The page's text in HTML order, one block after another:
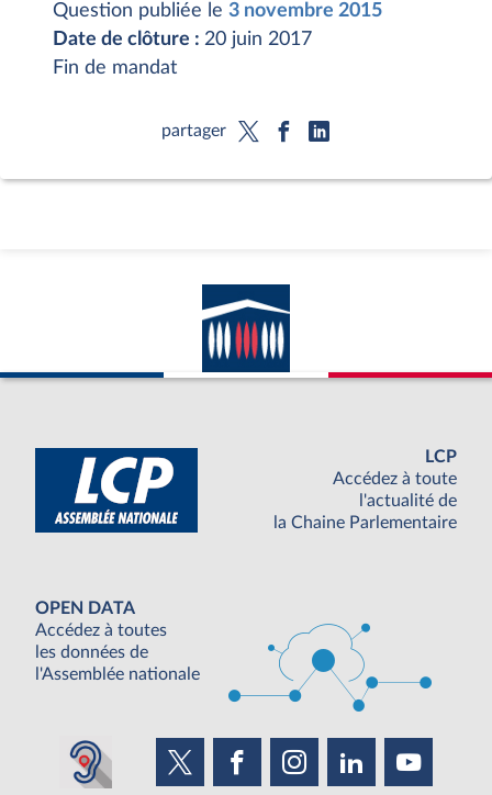
Question publiée le 3 novembre 2015
Date de clôture : 20 juin 2017
Fin de mandat
partager
LCP
Accédez à toute
l'actualité de
la Chaine Parlementaire
OPEN DATA
Accédez à toutes
les données de
l'Assemblée nationale